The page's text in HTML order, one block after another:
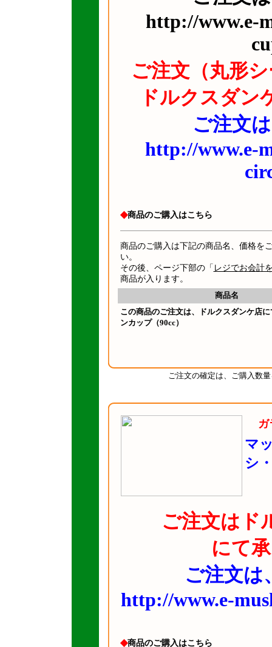
http://www.e-
ご注文（丸形
ドルクスダン
ご注文
http://www.e-
◆商品のご購入はこちら
商品のご購入は下記の商品名、価格を
い。
その後、ページ下部の「 レジでお会計
商品が入ります。
商品名
この商品のご注文は、ドルクスダンケ店
ンカップ（90cc）
ご注文の確定は、ご購入数
マ
シ
ご注文はド
にて
ご注文は
http://www.e-
◆商品のご購入はこちら